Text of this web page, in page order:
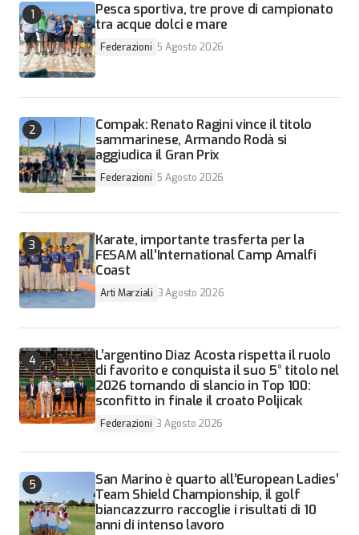
Pesca sportiva, tre prove di campionato
tra acque dolci e mare
Federazioni 5 Agosto 2026
Compak: Renato Ragini vince il titolo
sammarinese, Armando Rodà si
aggiudica il Gran Prix
Federazioni 5 Agosto 2026
Karate, importante trasferta per la
FESAM all’International Camp Amalfi
Coast
Arti Marziali 3 Agosto 2026
L’argentino Diaz Acosta rispetta il ruolo
di favorito e conquista il suo 5° titolo nel
2026 tornando di slancio in Top 100:
sconfitto in finale il croato Poljicak
Federazioni 3 Agosto 2026
San Marino è quarto all’European Ladies’
Team Shield Championship, il golf
biancazzurro raccoglie i risultati di 10
anni di intenso lavoro